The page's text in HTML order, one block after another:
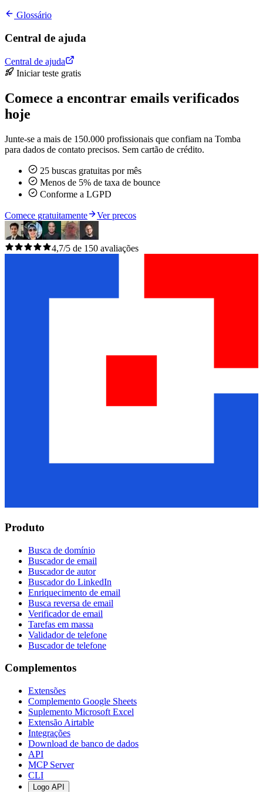
Glossário
Central de ajuda
Central de ajuda
Iniciar teste gratis
Comece a encontrar emails verificados
hoje
Junte-se a mais de 150.000 profissionais que confiam na Tomba
para dados de contato precisos. Sem cartão de crédito.
25 buscas gratuitas por mês
Menos de 5% de taxa de bounce
Conforme a LGPD
Comece gratuitamente Ver precos
4,7/5 de 150 avaliações
Produto
Busca de domínio
Buscador de email
Buscador de autor
Buscador do LinkedIn
Enriquecimento de email
Busca reversa de email
Verificador de email
Tarefas em massa
Validador de telefone
Buscador de telefone
Complementos
Extensões
Complemento Google Sheets
Suplemento Microsoft Excel
Extensão Airtable
Integrações
Download de banco de dados
API
MCP Server
CLI
Logo API